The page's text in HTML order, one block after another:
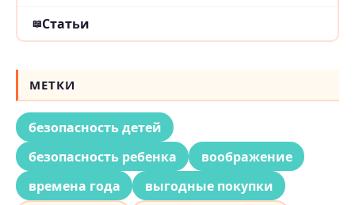
Статьи
МЕТКИ
безопасность детей
безопасность ребенка
воображение
времена года
выгодные покупки